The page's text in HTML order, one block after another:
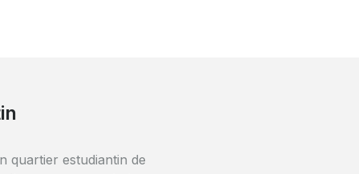
quartier estudiantin de
de commerces et de